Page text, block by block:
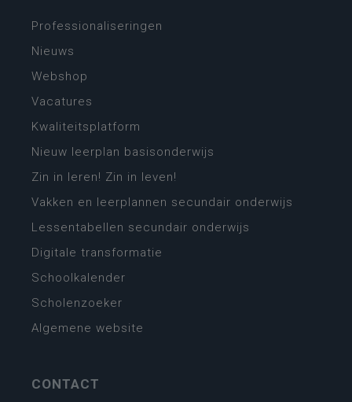
Professionaliseringen
Nieuws
Webshop
Vacatures
Kwaliteitsplatform
Nieuw leerplan basisonderwijs
Zin in leren! Zin in leven!
Vakken en leerplannen secundair onderwijs
Lessentabellen secundair onderwijs
Digitale transformatie
Schoolkalender
Scholenzoeker
Algemene website
CONTACT